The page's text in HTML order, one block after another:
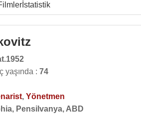
İstatistik
yaşında : 74
, Yönetmen
Pensilvanya, ABD